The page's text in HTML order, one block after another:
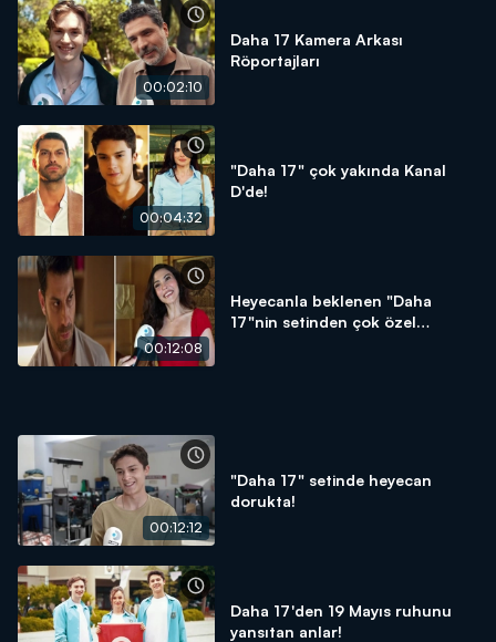
00:02:10
Daha 17 Kamera Arkası
Röportajları
00:04:32
"Daha 17" çok yakında Kanal
D'de!
00:12:08
Heyecanla beklenen "Daha
17"nin setinden çok özel
00:12:12
"Daha 17" setinde heyecan
dorukta!
Daha 17'den 19 Mayıs ruhunu
yansıtan anlar!